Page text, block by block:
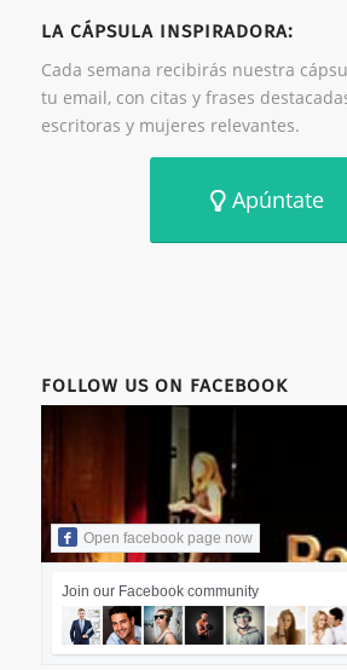
LA CÁPSULA INSPIRADORA:
Cada semana recibirás nuestra
tu email, con citas y frases
escritoras y mujeres relevantes.
Apúntate
FOLLOW US ON FACEBOOK
Open facebook page now
Join our Facebook community